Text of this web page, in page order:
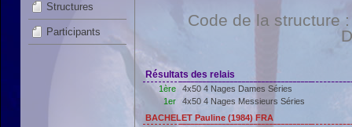
Structures
Participants
Code de la structure
Résultats des relais
1ère
4x50 4 Nages Dames Séries
1er
4x50 4 Nages Messieurs Séries
BACHELET Pauline (1984) FRA